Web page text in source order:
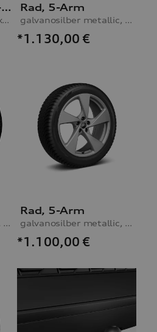
Rad Audi Sport, 5-Doppelspeichen mit RS-Schriftzug
schwarz metallic, 8,0Jx20, Winterreifen 255/45 R20 105V XL, links
Rad, 5-Arm
galvanosilber metallic, 8,0Jx20, Winterreifen 255/45 R20 105V XL, rechts, mit Reifendruckkontrollsystem
*1.130,00 €
galvanosilber metallic, 8,0Jx20, Winterreifen 255/45 R20 105V XL, links, mit Reifendruckkontrollsystem
Rad, 5-Arm
galvanosilber metallic, 8,0Jx20, Winterreifen 255/45 R20 105V XL, rechts, ohne Reifendruckkontrollsystem
*1.100,00 €